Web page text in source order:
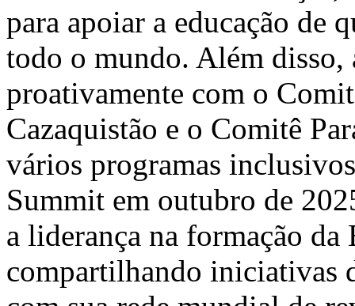
para apoiar a educação de
todo o mundo. Além disso,
proativamente com o
Cazaquistão e o Comitê
vários programas
Summit em outubro de
a liderança na formação
compartilhando iniciativas